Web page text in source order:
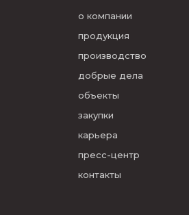
о компании
продукция
производство
добрые дела
объекты
закупки
карьера
пресс-центр
контакты